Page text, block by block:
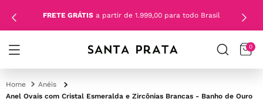
FRETE GRÁTIS a partir de 1.999,00 para todo Brasil
0
Anéis
Anel Ovais com Cristal Esmeralda e Zircônias Brancas - Banho de Ouro